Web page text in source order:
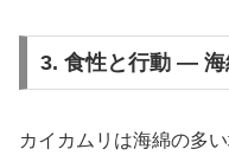
3. 食性と行動 ― 海
カイカムリは海綿の多